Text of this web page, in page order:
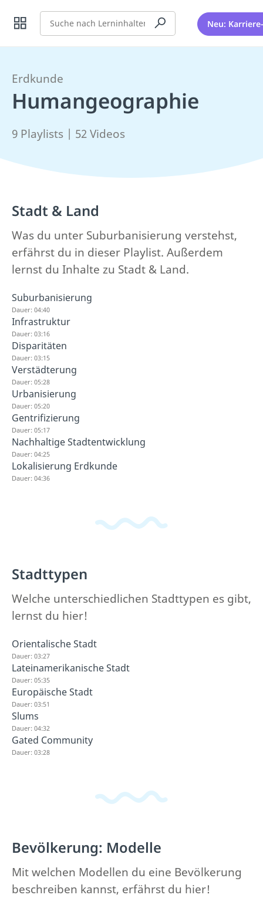
Suche Neu:
Erdkunde
Humangeographie
9 Playlists | 52 Videos
Stadt & Land
Was du unter Suburbanisierung verstehst,
erfährst du in dieser Playlist. Außerdem
lernst du Inhalte zu Stadt & Land.
Suburbanisierung
Dauer: 04:40
Infrastruktur
Dauer: 03:16
Disparitäten
Dauer: 03:15
Verstädterung
Dauer: 05:28
Urbanisierung
Dauer: 05:20
Gentrifizierung
Dauer: 05:17
Nachhaltige Stadtentwicklung
Dauer: 04:25
Lokalisierung Erdkunde
Dauer: 04:36
Stadttypen
Welche unterschiedlichen Stadttypen es gibt,
lernst du hier!
Orientalische Stadt
Dauer: 03:27
Lateinamerikanische Stadt
Dauer: 05:35
Europäische Stadt
Dauer: 03:51
Slums
Dauer: 04:32
Gated Community
Dauer: 03:28
Bevölkerung: Modelle
Mit welchen Modellen du eine Bevölkerung
beschreiben kannst, erfährst du hier!